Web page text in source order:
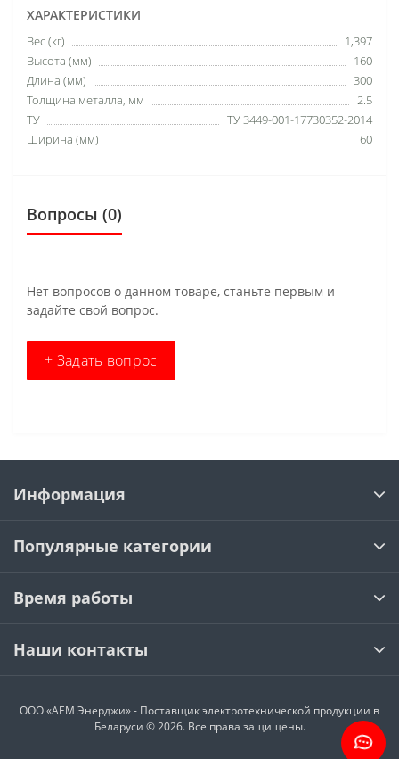
ХАРАКТЕРИСТИКИ
Вес (кг)
1,397
Высота (мм)
160
Длина (мм)
300
Толщина металла, мм
2.5
ТУ
ТУ 3449-001-17730352-2014
Ширина (мм)
60
Вопросы (0)
Нет вопросов о данном товаре, станьте первым и
задайте свой вопрос.
+ Задать вопрос
Информация
Популярные категории
Время работы
Наши контакты
ООО «АЕМ Энерджи» - Поставщик электротехнической продукции в
Беларуси © 2026. Все права защищены.